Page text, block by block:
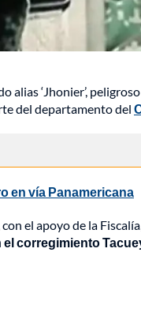
alias ‘Jhonier’, peligroso
del departamento del
en vía Panamericana
el apoyo de la
corregimiento